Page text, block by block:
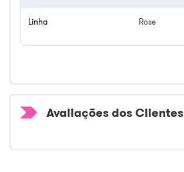
Linha Rose
Avaliações dos Clientes